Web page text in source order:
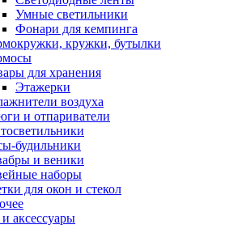
Умные светильники
Фонари для кемпинга
кружки, бутылки
для хранения
Этажерки
воздуха
и отпариватели
будильники
и веники
наборы
для окон и стекол
аксессуары